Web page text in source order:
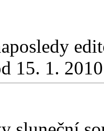
15. 1.